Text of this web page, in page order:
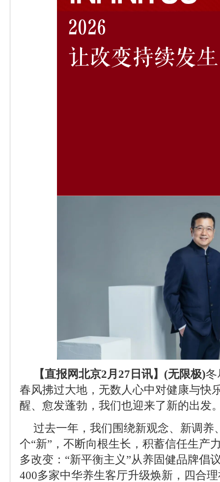
【直报网北京2月27日讯】(无限极)冬
春风拂过大地，无数人心中对健康与快
醒、愈发蓬勃，我们也迎来了新的出发
过去一年，我们围绕新观念、新调养
个“新”，不断向根生长，积蓄信任生产
多改变：“新平衡主义”从养固健品牌倡
400多家中华养生客厅升级焕新，四合